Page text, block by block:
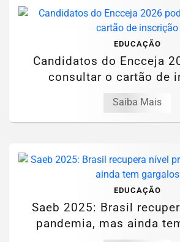
EDUCAÇÃO
Candidatos do Encceja
consultar o cartão de
Saiba Mais
EDUCAÇÃO
Saeb 2025: Brasil
pandemia, mas ainda